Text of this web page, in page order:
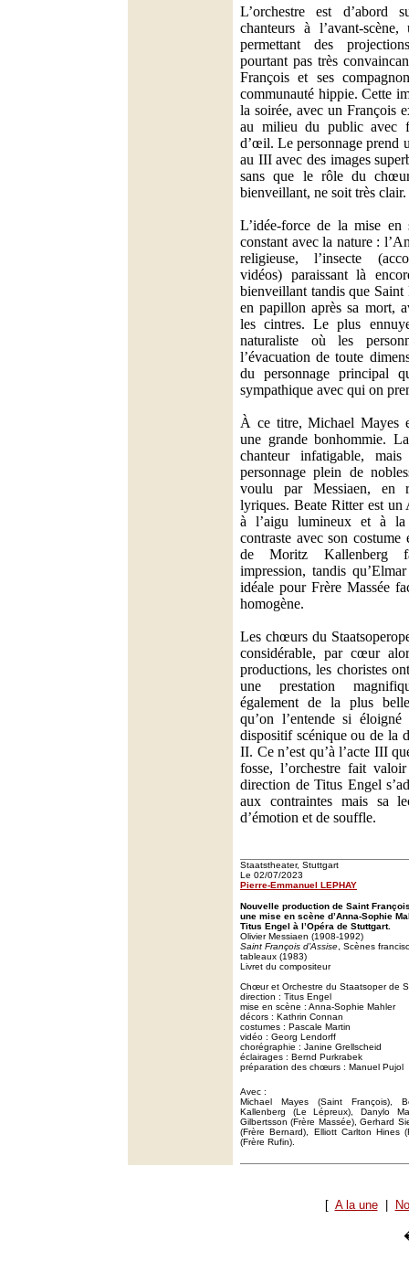
L’orchestre est
chanteurs à l’avant-
permettant des
pourtant pas très
François et ses
communauté hippie. Cette
la soirée, avec un François
au milieu du public avec
d’œil. Le personnage prend
au III avec des images
sans que le rôle du
bienveillant, ne soit très clair.
L’idée-force de la mise en
constant avec la nature :
religieuse, l’insecte
vidéos) paraissant là
bienveillant tandis que Saint
en papillon après sa mort,
les cintres. Le plus
naturaliste où les
l’évacuation de toute
du personnage principal
sympathique avec qui on
À ce titre, Michael Mayes
une grande bonhommie.
chanteur infatigable,
personnage plein de
voulu par Messiaen, en
lyriques. Beate Ritter est
à l’aigu lumineux et à la
contraste avec son
de Moritz Kallenberg
impression, tandis
idéale pour Frère Massée
homogène.
Les chœurs du
considérable, par cœur
productions, les choristes
une prestation
également de la plus
qu’on l’entende si
dispositif scénique ou de la
II. Ce n’est qu’à l’acte III
fosse, l’orchestre fait
direction de Titus Engel
aux contraintes mais sa
d’émotion et de souffle.
Staatstheater, Stuttgart
Le 02/07/2023
Pierre-Emmanuel LEPHAY
Nouvelle production de Saint
une mise en scène d’Anna-Sophie
Titus Engel à l’Opéra de Stuttgart.
Olivier Messiaen (1908-1992)
Saint François d’Assise , Scènes
tableaux (1983)
Livret du compositeur
Chœur et Orchestre du Staatsoper de
direction : Titus Engel
mise en scène : Anna-Sophie Mahler
décors : Kathrin Connan
costumes : Pascale Martin
vidéo : Georg Lendorff
chorégraphie : Janine Grellscheid
éclairages : Bernd Purkrabek
préparation des chœurs : Manuel Pujol
Avec :
Michael Mayes (Saint François),
Kallenberg (Le Lépreux), Danylo
Gilbertsson (Frère Massée), Gerhard
(Frère Bernard), Elliott Carlton Hines
(Frère Rufin).
[ A la une|